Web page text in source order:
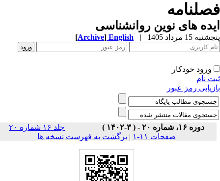
های نوین روانشناسی
15 مرداد 1405 |
English
[Archive]
ورود خودکار
نام
رمز عبور
دوره ۱۶، شماره ۲۰ - ( ۳-۱۴۰۲ )
جلد ۱۶ شماره ۲۰
صفحات ۱۱-۱
| برگشت به فهرست نسخه ها